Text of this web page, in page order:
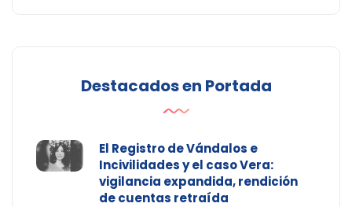
Destacados en Portada
El Registro de Vándalos e
Incivilidades y el caso Vera:
vigilancia expandida, rendición
de cuentas retraída